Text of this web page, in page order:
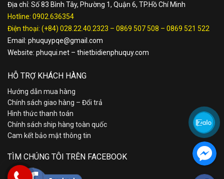
Địa chỉ: Số 83 Bình Tây, Phường 1, Quận 6, TP.Hồ Chí Minh
Hotline: 0902.636354
Điện thoại: (+84) 028.22.40.2323 – 0869 507 508 – 0869 521 522
Email: phuquypqe@gmail.com
Website: phuqui.net – thietbidienphuquy.com
HỖ TRỢ KHÁCH HÀNG
Hướng dẫn mua hàng
Chính sách giao hàng – Đổi trả
Hình thức thanh toán
Chính sách ship hàng toàn quốc
Cam kết bảo mật thông tin
TÌM CHÚNG TÔI TRÊN FACEBOOK